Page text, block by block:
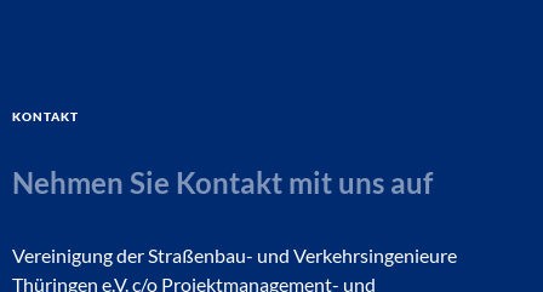
Kontakt
Nehmen Sie Kontakt mit uns auf
Vereinigung der Straßenbau- und Verkehrsingenieure
Thüringen e.V. c/o Projektmanagement- und